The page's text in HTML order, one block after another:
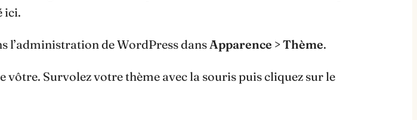
ici.
l’administration de WordPress dans Apparence > Thème.
Survolez votre thème avec la souris puis cliquez sur le